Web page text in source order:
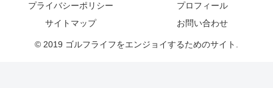
プライバシーポリシー
プロフィール
サイトマップ
お問い合わせ
© 2019 ゴルフライフをエンジョイするためのサイト.